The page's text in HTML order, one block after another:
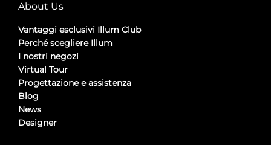
About Us
Vantaggi esclusivi Illum Club
Perché scegliere Illum
I nostri negozi
Virtual Tour
Progettazione e assistenza
Blog
News
Designer